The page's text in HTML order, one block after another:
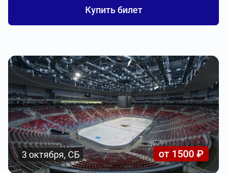
Купить билет
3 октября, СБ от 1500 ₽